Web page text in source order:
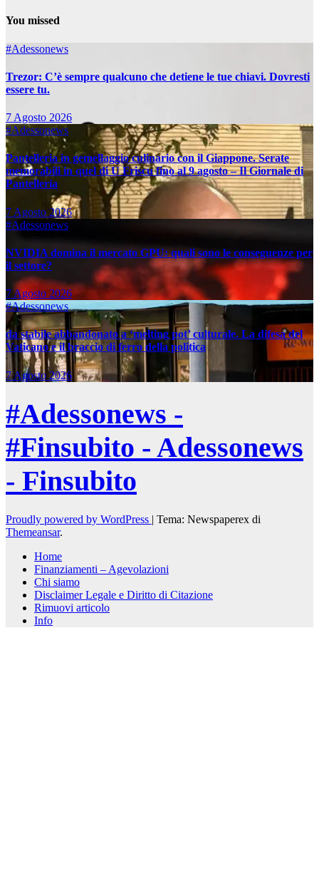
You missed
#Adessonews
Trezor: C’è sempre qualcuno che detiene le tue chiavi. Dovresti
essere tu.
7 Agosto 2026
#Adessonews
Pantelleria in gemellaggio culinario con il Giappone. Serate
memorabili in quel di U Friscu fino al 9 agosto – Il Giornale di
Pantelleria
7 Agosto 2026
#Adessonews
NVIDIA domina il mercato GPU: quali sono le conseguenze per
il settore?
7 Agosto 2026
#Adessonews
da stabile abbandonato a ‘melting pot’ culturale. La difesa del
Vaticano e il braccio di ferro della politica
7 Agosto 2026
#Adessonews -
#Finsubito - Adessonews
- Finsubito
Proudly powered by WordPress | Tema: Newspaperex di
Themeansar.
Home
Finanziamenti – Agevolazioni
Chi siamo
Disclaimer Legale e Diritto di Citazione
Rimuovi articolo
Info